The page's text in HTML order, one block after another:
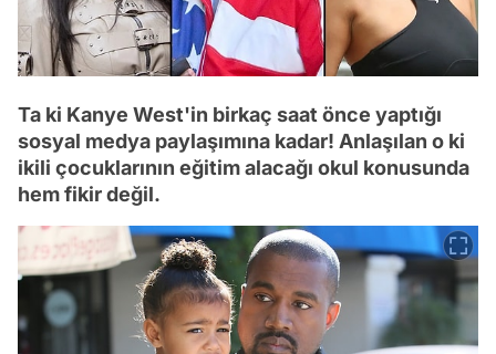
Ta ki Kanye West'in birkaç saat önce yaptığı
sosyal medya paylaşımına kadar! Anlaşılan o ki
ikili çocuklarının eğitim alacağı okul konusunda
hem fikir değil.